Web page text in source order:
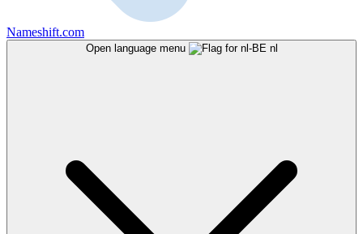
Nameshift.com
Open language menu nl